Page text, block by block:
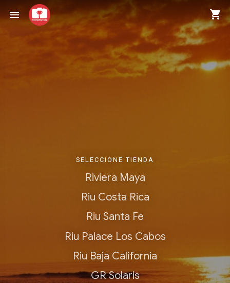
menu shopping_cart
SELECCIONE TIENDA
Riviera Maya
Riu Costa Rica
Riu Santa Fe
Riu Palace Los Cabos
Riu Baja California
GR Solaris